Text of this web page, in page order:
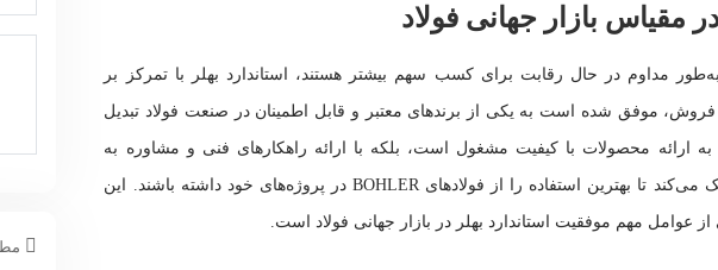
در مقیاس بازار جهانی فولاد
مداوم در حال رقابت برای کسب سهم بیشتر هستند، استاندارد بهلر با تمرکز بر
موفق شده است به یکی از برندهای معتبر و قابل اطمینان در صنعت فولاد تبدیل
ارائه محصولات با کیفیت مشغول است، بلکه با ارائه راهکارهای فنی و مشاوره به
مشتریان خود، به آنها کمک می‌کند تا بهترین استفاده را از فولادهای BOHLER در پروژه‌های خود داشته باشند. این
عوامل مهم موفقیت استاندارد بهلر در بازار جهانی فولاد است.